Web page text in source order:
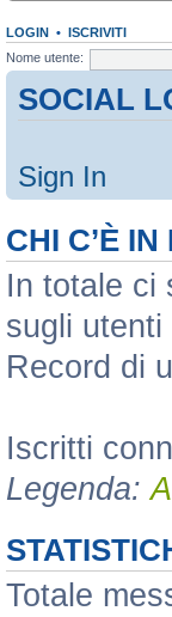
LOGIN • ISCRIVITI
Nome utente:
SOCIAL
Sign In
CHI C’È IN
In totale ci
sugli
Record di
Iscritti
Legenda:
Totale